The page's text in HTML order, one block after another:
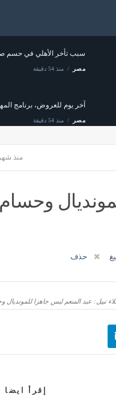
سبب تأخر الأهلي في حسم
مصر منذ 54 دقيقة
آخر يوم للعروض، برنامج
مصر منذ 54 دقيقة
حدش سائل فينا (فيديو وصور)
مواجهات ضرب نار، مواعيد مباريات
منذ شهر —
حذف
نبيل: عبد المنعم ليس جاهزا
إقرأ ايضا